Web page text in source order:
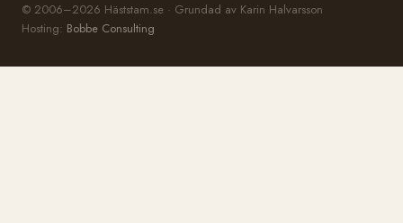
© 2006–2026 Häststam.se · Grundad av Karin Halvarsson
Hosting: Bobbe Consulting